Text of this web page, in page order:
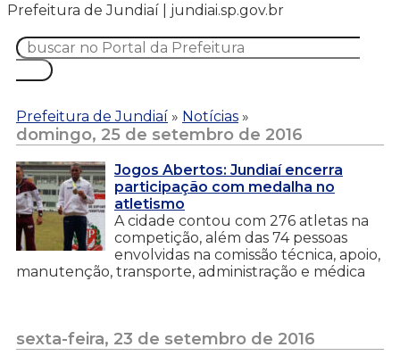
Prefeitura de Jundiaí | jundiai.sp.gov.br
Prefeitura de Jundiaí » Notícias »
domingo, 25 de setembro de 2016
Jogos Abertos: Jundiaí encerra
participação com medalha no
atletismo
A cidade contou com 276 atletas na
competição, além das 74 pessoas
envolvidas na comissão técnica, apoio,
manutenção, transporte, administração e médica
sexta-feira, 23 de setembro de 2016